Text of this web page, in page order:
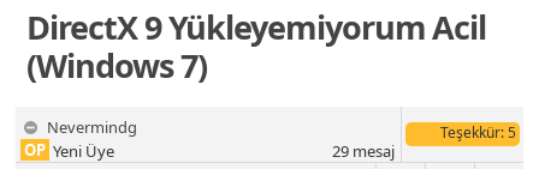
DirectX 9 Yükleyemiyorum Acil
(Windows 7)
Nevermindg
OP Yeni Üye
Teşekkür: 5
29mesaj